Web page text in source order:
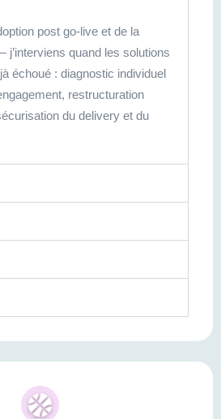
post go-live et de la
quand les solutions
échoué : diagnostic individuel
restructuration
du delivery et du